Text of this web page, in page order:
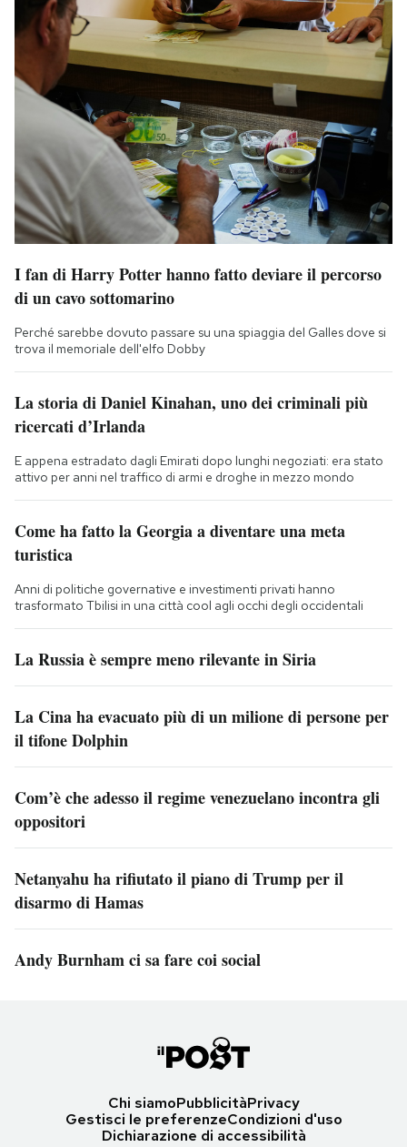
I fan di Harry Potter hanno fatto deviare il percorso
di un cavo sottomarino
Perché sarebbe dovuto passare su una spiaggia del Galles dove si
trova il memoriale dell'elfo Dobby
La storia di Daniel Kinahan, uno dei criminali più
ricercati d’Irlanda
E appena estradato dagli Emirati dopo lunghi negoziati: era stato
attivo per anni nel traffico di armi e droghe in mezzo mondo
Come ha fatto la Georgia a diventare una meta
turistica
Anni di politiche governative e investimenti privati hanno
trasformato Tbilisi in una città cool agli occhi degli occidentali
La Russia è sempre meno rilevante in Siria
La Cina ha evacuato più di un milione di persone per
il tifone Dolphin
Com’è che adesso il regime venezuelano incontra gli
oppositori
Netanyahu ha rifiutato il piano di Trump per il
disarmo di Hamas
Andy Burnham ci sa fare coi social
Chi siamoPubblicitàPrivacy
Gestisci le preferenzeCondizioni d'uso
Dichiarazione di accessibilità